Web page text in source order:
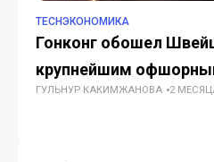
TECHЭКОНОМИКА
Гонконг обошел
крупнейшим
ГУЛЬНУР КАКИМЖАНОВА 2